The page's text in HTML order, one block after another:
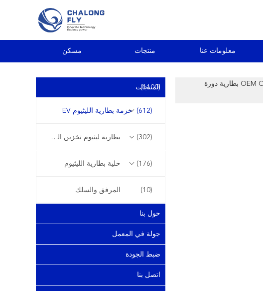
مسكن منتجات معلومات عنا
المنتجات(1100)
حزمة بطارية الليثيوم EV (612)
بطارية ليثيوم تخزين الطاقة (302)
خلية بطارية الليثيوم (176)
المرفق والسلك (10)
حول بنا
جولة في المعمل
ضبط الجودة
اتصل بنا
LiFePo4 بطارية ليثيوم OEM ODM 12V 100Ah 150Ah 200Ah بطارية دورة